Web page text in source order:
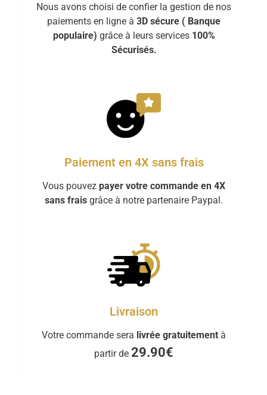
Nous avons choisi de confier la gestion de nos
paiements en ligne à 3D sécure ( Banque
populaire) grâce à leurs services 100%
Sécurisés.
Paiement en 4X sans frais
Vous pouvez payer votre commande en 4X
sans frais grâce à notre partenaire Paypal.
Livraison
Votre commande sera livrée gratuitement à
partir de 29.90€